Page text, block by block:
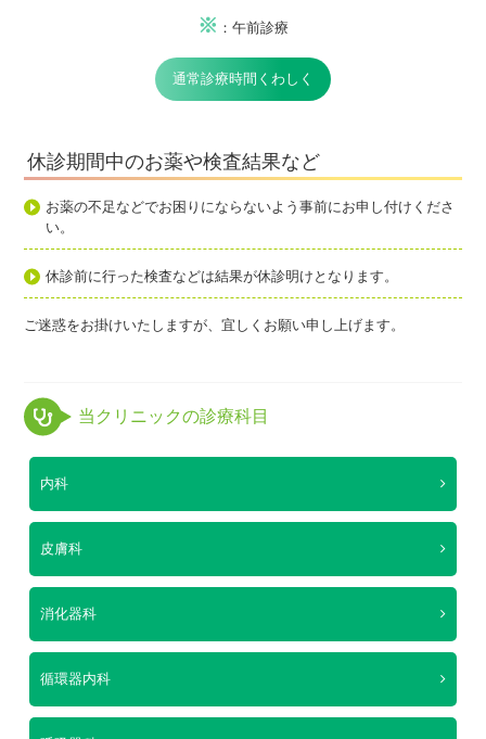
※ ：午前診療
通常診療時間くわしく
休診期間中のお薬や検査結果など
お薬の不足などでお困りにならないよう事前にお申し付けくださ
い。
休診前に行った検査などは結果が休診明けとなります。
ご迷惑をお掛けいたしますが、宜しくお願い申し上げます。
当クリニックの診療科目
内科
皮膚科
消化器科
循環器内科